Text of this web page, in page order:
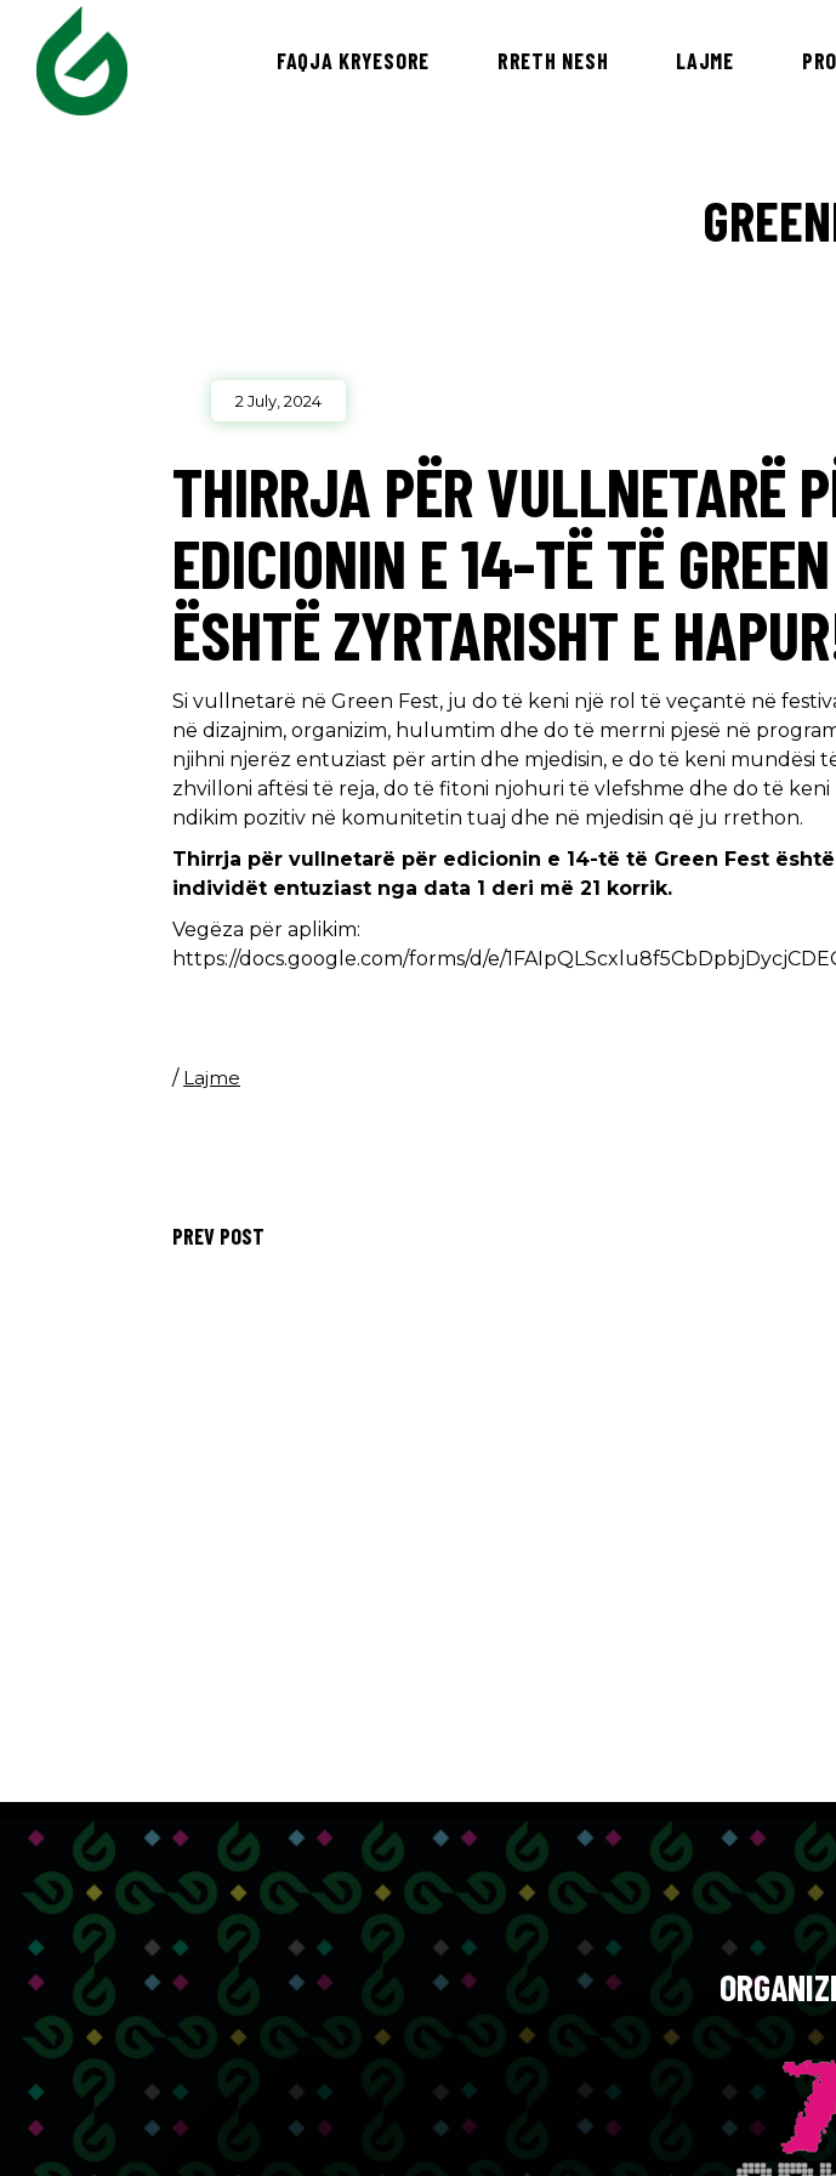
FAQJA KRYESORE RRETH NESH LAJME
2 July, 2024
THIRRJA PËR VULLNETARË
EDICIONIN E 14-TË TË
ËSHTË ZYRTARISHT E
Si vullnetarë në Green Fest, ju do të keni një rol të veçantë në
në dizajnim, organizim, hulumtim dhe do të merrni pjesë në
njihni njerëz entuziast për artin dhe mjedisin, e do të keni mundësi
zhvilloni aftësi të reja, do të fitoni njohuri të vlefshme dhe do të
ndikim pozitiv në komunitetin tuaj dhe në mjedisin që ju rrethon.
Thirrja për vullnetarë për edicionin e 14-të të Green Fest
individët entuziast nga data 1 deri më 21 korrik.
Vegëza për aplikim:
https://docs.google.com/forms/d/e/
/ Lajme
PREV POST